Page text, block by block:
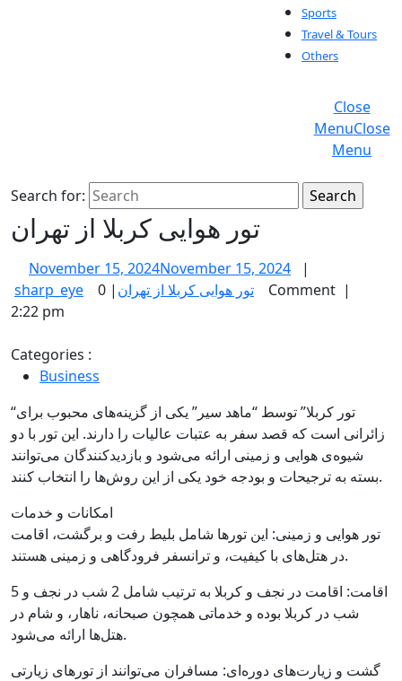
Sports
Travel & Tours
Others
Close
MenuClose
Menu
Search for:
تور هوایی کربلا از تهران
November 15, 2024November 15, 2024
|
sharp_eye
تور هوایی کربلا از تهران | 0 Comment |
2:22 pm
Categories :
Business
“تور کربلا” توسط “ماهد سیر” یکی از گزینه‌های محبوب برای
زائرانی است که قصد سفر به عتبات عالیات را دارند. این تور با دو
شیوه‌ی هوایی و زمینی ارائه می‌شود و بازدیدکنندگان می‌توانند
بسته به ترجیحات و بودجه‌ خود یکی از این روش‌ها را انتخاب کنند.
امکانات و خدمات
تور هوایی و زمینی: این تورها شامل بلیط رفت و برگشت، اقامت
در هتل‌های با کیفیت، و ترانسفر فرودگاهی و زمینی هستند.
اقامت: اقامت در نجف و کربلا به ترتیب شامل 2 شب در نجف و 5
شب در کربلا بوده و خدماتی همچون صبحانه، ناهار، و شام در
هتل‌ها ارائه می‌شود.
گشت و زیارت‌های دوره‌ای: مسافران می‌توانند از تورهای زیارتی